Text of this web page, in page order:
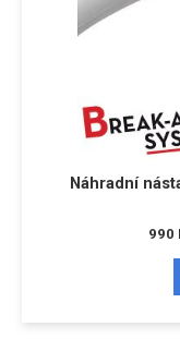
Náhradní
990